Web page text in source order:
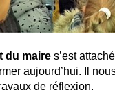
du maire s’est
aujourd’hui. Il
de réflexion.